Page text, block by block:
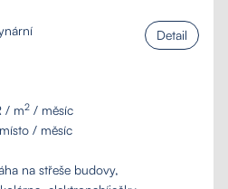
/ m2 / měsíc
/ měsíc
na střeše budovy,
Detail